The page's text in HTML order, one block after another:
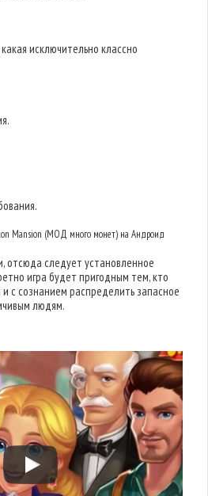
исключительно классно
Mansion (МОД много монет) на Андроид
отсюда следует установленное
игра будет пригодным тем, кто
с сознанием распределить запасное
людям.